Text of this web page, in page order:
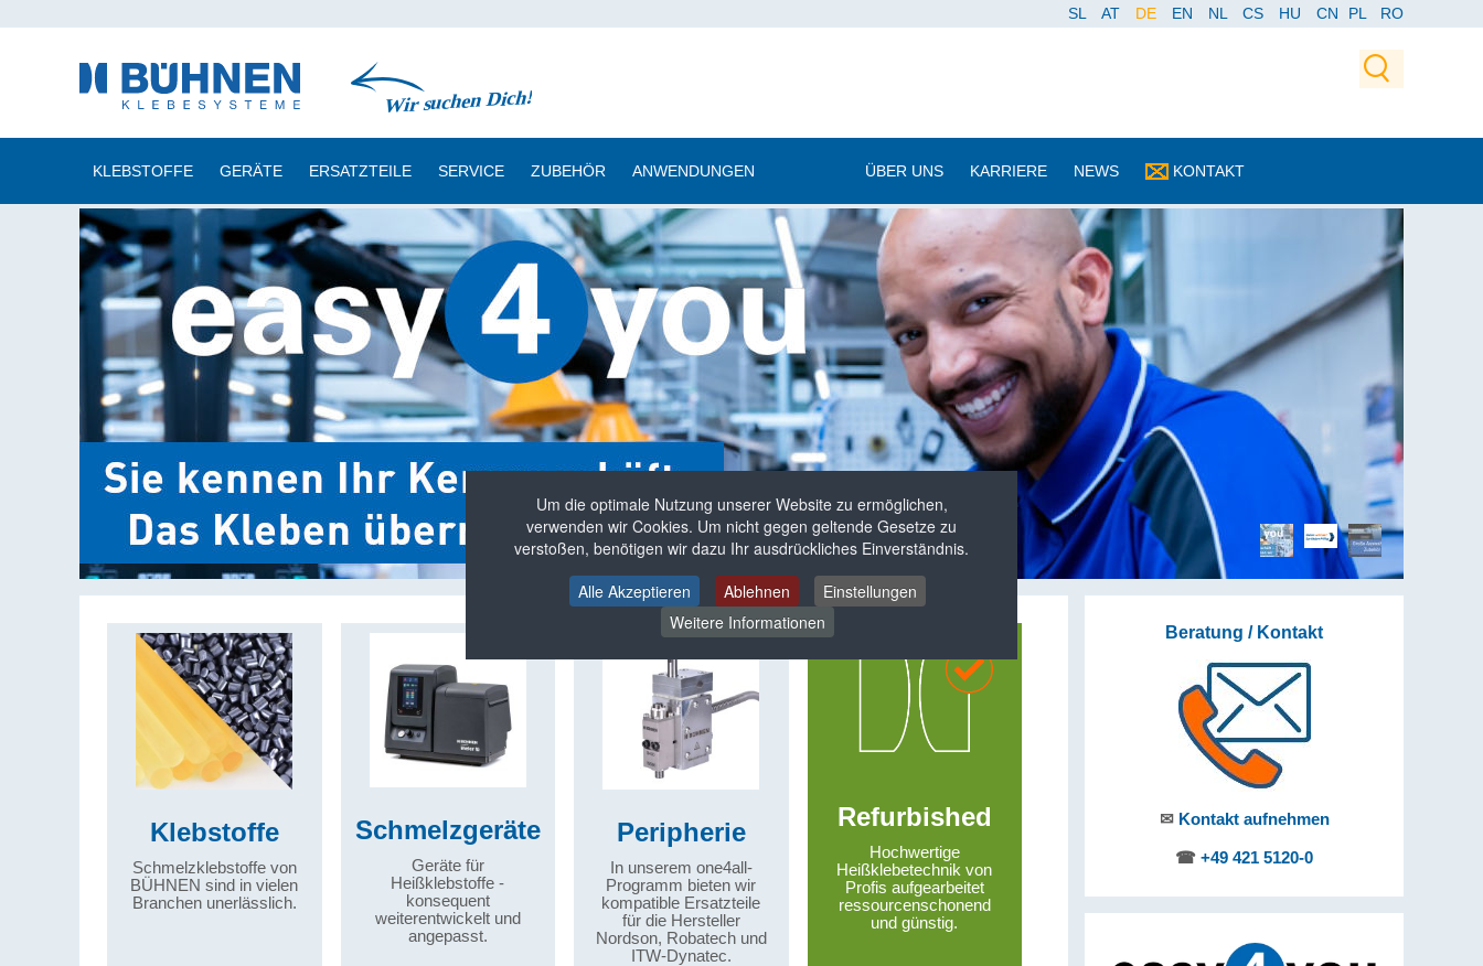
SL AT DE EN NL CS HU CN PL RO
KLEBSTOFFE GERÄTE ERSATZTEILE SERVICE ZUBEHÖR ANWENDUNGEN ÜBER UNS KARRIERE NEWS KONTAKT
Klebstoffe
Schmelzklebstoffe von
BÜHNEN sind in vielen
Branchen unerlässlich.
Schmelzgeräte
Geräte für
Heißklebstoffe -
konsequent
weiterentwickelt und
angepasst.
Peripherie
In unserem one4all-
Programm bieten wir
kompatible Ersatzteile
für die Hersteller
Nordson, Robatech und
ITW-Dynatec.
Refurbished
Hochwertige
Heißklebetechnik von
Profis aufgearbeitet
ressourcenschonend
und günstig.
Beratung / Kontakt
✉ Kontakt aufnehmen
☎+49 421 5120-0
Um die optimale Nutzung unserer Website zu ermöglichen,
verwenden wir Cookies. Um nicht gegen geltende Gesetze zu
verstoßen, benötigen wir dazu Ihr ausdrückliches Einverständnis.
Alle Akzeptieren
Ablehnen
Einstellungen
Weitere Informationen